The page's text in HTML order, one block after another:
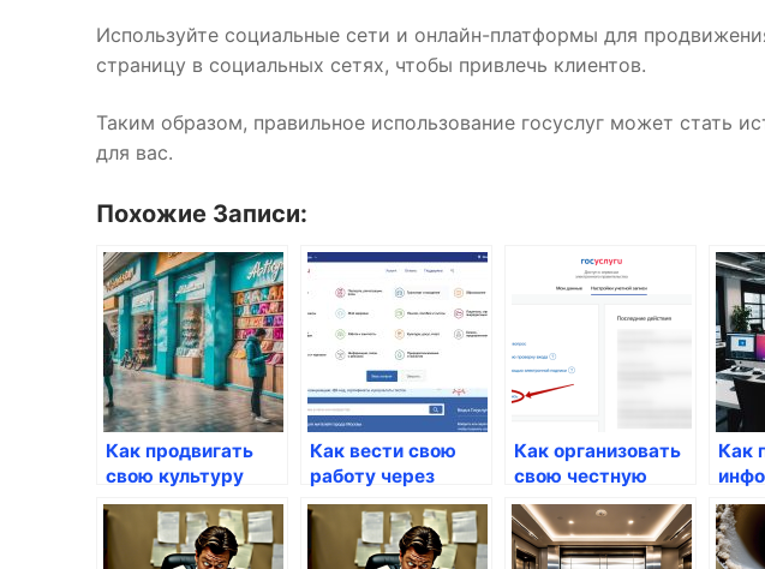
Используйте социальные сети и онлайн-платформы для
страницу в социальных сетях, чтобы привлечь клиентов.
Таким образом, правильное использование госуслуг может стать
для вас.
Похожие Записи:
Как продвигать
свою культуру
через госуслуги
Как вести свою
работу через
Госуслуги
Как организовать
свою честную
работу через
госуслуги
Как